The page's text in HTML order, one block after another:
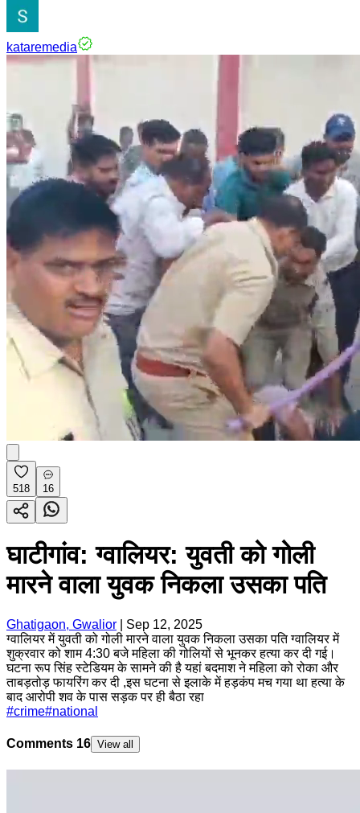
kataremedia
518 16
घाटीगांव: ग्वालियर: युवती को गोली
मारने वाला युवक निकला उसका पति
Ghatigaon, Gwalior
Sep 12, 2025
ग्वालियर में युवती को गोली मारने वाला युवक निकला उसका पति ग्वालियर में
शुक्रवार को शाम 4:30 बजे महिला की गोलियों से भूनकर हत्या कर दी गई।
घटना रूप सिंह स्टेडियम के सामने की है यहां बदमाश ने महिला को रोका और
ताबड़तोड़ फायरिंग कर दी ,इस घटना से इलाके में हड़कंप मच गया था हत्या के
बाद आरोपी शव के पास सड़क पर ही बैठा रहा
#crime#national
Comments 16 View all